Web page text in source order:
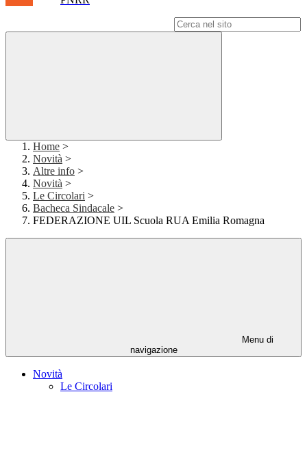
Home >
Novità >
Altre info >
Novità >
Le Circolari >
Bacheca Sindacale >
FEDERAZIONE UIL Scuola RUA Emilia Romagna
Menu di
navigazione
Novità
Le Circolari